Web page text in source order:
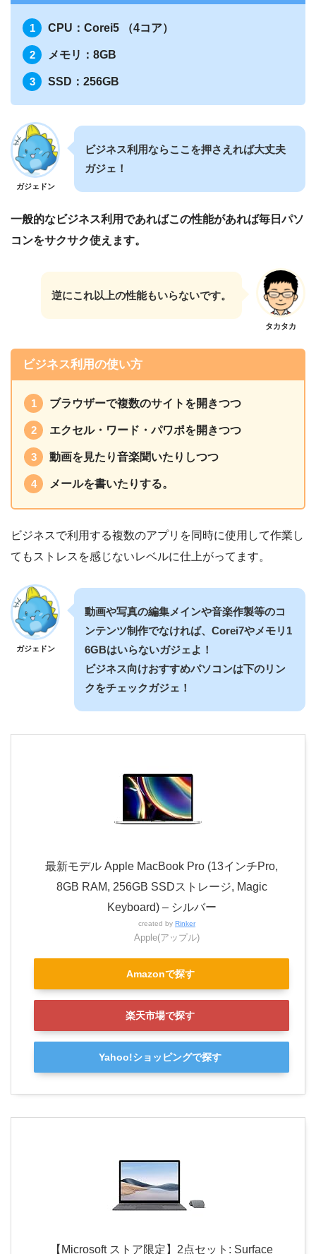
CPU：Corei5 （4コア）
メモリ：8GB
SSD：256GB
ガジェドン
ビジネス利用ならここを押さえれば大丈夫
ガジェ！
一般的なビジネス利用であればこの性能があれば毎日パソ
コンをサクサク使えます。
タカタカ
逆にこれ以上の性能もいらないです。
ビジネス利用の使い方
ブラウザーで複数のサイトを開きつつ
エクセル・ワード・パワポを開きつつ
動画を見たり音楽聞いたりしつつ
メールを書いたりする。
ビジネスで利用する複数のアプリを同時に使用して作業し
てもストレスを感じないレベルに仕上がってます。
ガジェドン
動画や写真の編集メインや音楽作製等のコ
ンテンツ制作でなければ、Corei7やメモリ1
6GBはいらないガジェよ！
ビジネス向けおすすめパソコンは下のリン
クをチェックガジェ！
最新モデル Apple MacBook Pro (13インチPro,
8GB RAM, 256GB SSDストレージ, Magic
Keyboard) – シルバー
created by Rinker
Apple(アップル)
Amazonで探す
楽天市場で探す
Yahoo!ショッピングで探す
【Microsoft ストア限定】2点セット: Surface